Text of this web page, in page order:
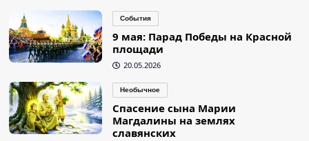
События
9 мая: Парад Победы на Красной
площади
20.05.2026
Необычное
Спасение сына Марии
Магдалины на землях
славянских